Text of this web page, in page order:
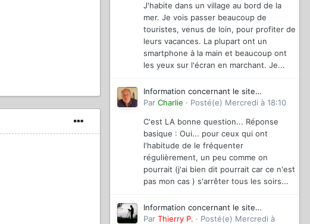
J'habite dans un village au bord de la
mer. Je vois passer beaucoup de
touristes, venus de loin, pour profiter de
leurs vacances. La plupart ont un
smartphone à la main et beaucoup ont
les yeux sur l'écran en marchant. Je...
Information concernant le site
magazinevideo
Par Charlie · Posté(e) Mercredi à 18:10
C'est LA bonne question... Réponse
basique : Oui... pour ceux qui ont
l'habitude de le fréquenter
régulièrement, un peu comme on
pourrait (j'ai bien dit pourrait car ce n'est
pas mon cas ) s'arrêter tous les soirs...
Information concernant le site
magazinevideo
Par Thierry P. · Posté(e) Mercredi à